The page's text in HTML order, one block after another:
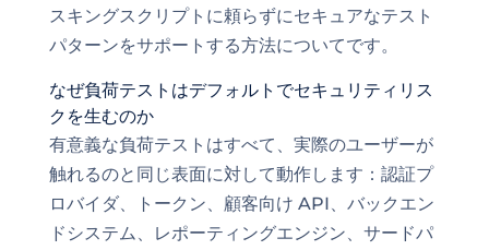
スキングスクリプトに頼らずにセキュアなテスト
パターンをサポートする方法についてです。
なぜ負荷テストはデフォルトでセキュリティリス
クを生むのか
有意義な負荷テストはすべて、実際のユーザーが
触れるのと同じ表面に対して動作します：認証プ
ロバイダ、トークン、顧客向け API、バックエン
ドシステム、レポーティングエンジン、サードパ